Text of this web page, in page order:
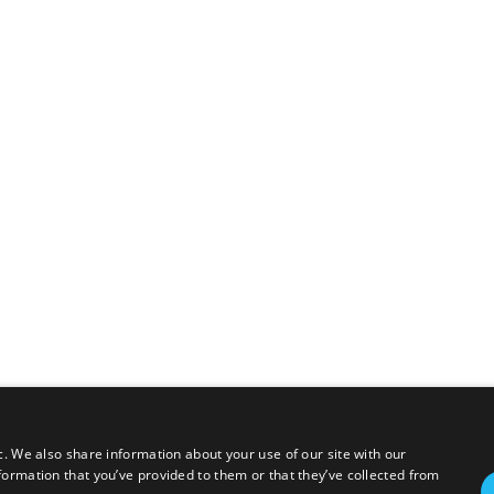
We also share information about your use of our site with our
that you’ve provided to them or that they’ve collected from